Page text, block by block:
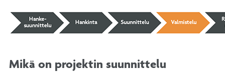
Mikä on projektin suunnittelu